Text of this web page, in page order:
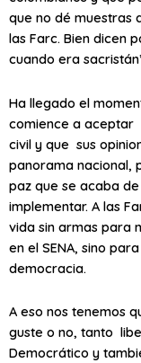
que no dé muestras
las Farc. Bien dicen
cuando era
Ha llegado el
comience a aceptar
civil y que sus
panorama nacional,
paz que se acaba
implementar. A las
vida sin armas para
en el SENA, sino
democracia.
A eso nos tenemos
guste o no, tanto
Democrático y